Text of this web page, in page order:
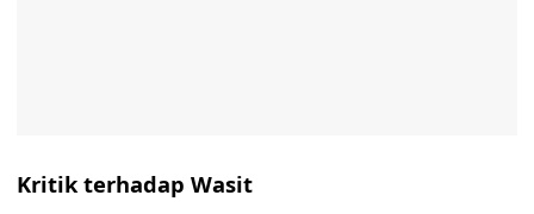
Kritik terhadap Wasit